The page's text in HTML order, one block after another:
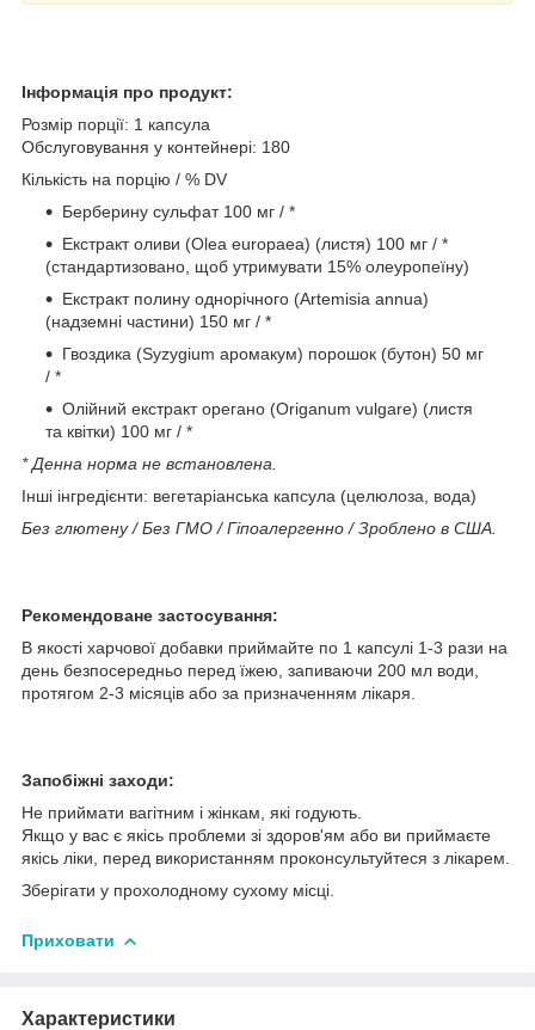
Інформація про продукт:
Розмір порції: 1 капсула
Обслуговування у контейнері: 180
Кількість на порцію / % DV
Берберину сульфат 100 мг / *
Екстракт оливи (Olea europaea) (листя) 100 мг / *
(стандартизовано, щоб утримувати 15% олеуропеїну)
Екстракт полину однорічного (Artemisia annua)
(надземні частини) 150 мг / *
Гвоздика (Syzygium аромакум) порошок (бутон) 50 мг
/ *
Олійний екстракт орегано (Origanum vulgare) (листя
та квітки) 100 мг / *
* Денна норма не встановлена.
Інші інгредієнти: вегетаріанська капсула (целюлоза, вода)
Без глютену / Без ГМО / Гіпоалергенно / Зроблено в США.
Рекомендоване застосування:
В якості харчової добавки приймайте по 1 капсулі 1-3 рази на
день безпосередньо перед їжею, запиваючи 200 мл води,
протягом 2-3 місяців або за призначенням лікаря.
Запобіжні заходи:
Не приймати вагітним і жінкам, які годують.
Якщо у вас є якісь проблеми зі здоров'ям або ви приймаєте
якісь ліки, перед використанням проконсультуйтеся з лікарем.
Зберігати у прохолодному сухому місці.
Приховати
Характеристики